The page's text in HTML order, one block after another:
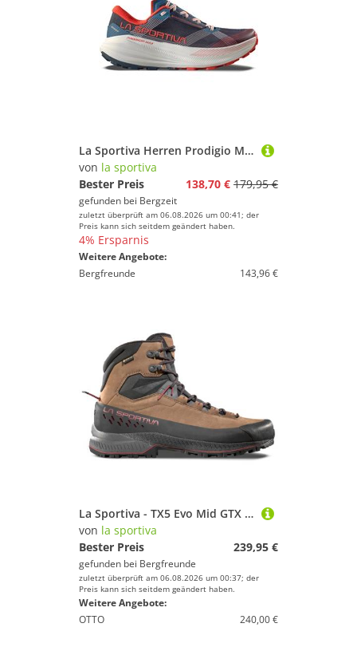
La Sportiva Herren Prodigio Max Schuhe
von la sportiva
Bester Preis
138,70 € 179,95 €
gefunden bei Bergzeit
zuletzt überprüft am 06.08.2026 um 00:41; der
Preis kann sich seitdem geändert haben.
4% Ersparnis
Weitere Angebote:
Bergfreunde
143,96 €
La Sportiva - TX5 Evo Mid GTX - Wanderschuhe Gr 44,5 braun/grau
von la sportiva
Bester Preis
239,95 €
gefunden bei Bergfreunde
zuletzt überprüft am 06.08.2026 um 00:37; der
Preis kann sich seitdem geändert haben.
Weitere Angebote:
OTTO
240,00 €